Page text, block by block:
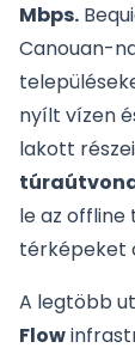
Mbps.
Canouan-
nyílt vízen
lakott
le az
térképeket
A legtöbb
Flow